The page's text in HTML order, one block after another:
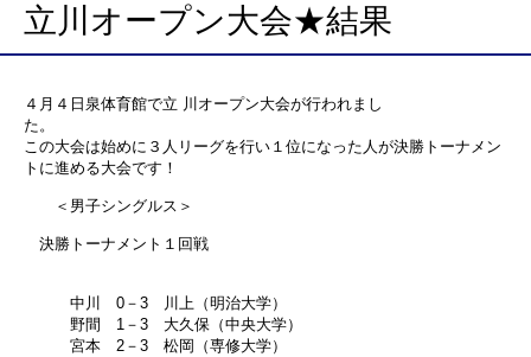
立川オープン大会★結果
４月４日泉体育館で立 川オープン大会が行われまし
た。
この大会は始めに３人リーグを行い１位になった人が決勝トーナメン
トに進める大会です！
＜男子シングルス＞
決勝トーナメント１回戦
中川 0－3 川上（明治大学）
野間 1－3 大久保（中央大学）
宮本 2－3 松岡（専修大学）